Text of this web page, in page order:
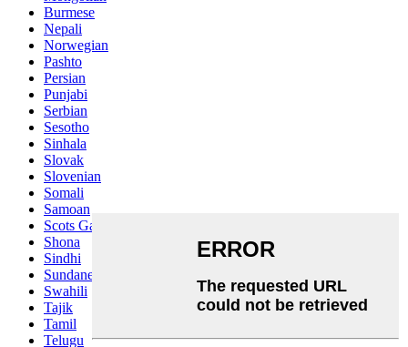
Burmese
Nepali
Norwegian
Pashto
Persian
Punjabi
Serbian
Sesotho
Sinhala
Slovak
Slovenian
Somali
Samoan
Scots Gaelic
Shona
Sindhi
Sundanese
Swahili
Tajik
Tamil
Telugu